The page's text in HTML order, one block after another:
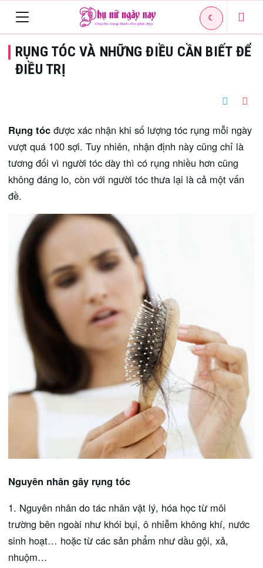
navigation
☾
RỤNG TÓC VÀ NHỮNG ĐIỀU CẦN BIẾT ĐỂ
ĐIỀU TRỊ
Rụng tóc được xác nhận khi số lượng tóc rụng mỗi ngày
vượt quá 100 sợi. Tuy nhiên, nhận định này cũng chỉ là
tương đối vì người tóc dày thì có rụng nhiều hơn cũng
không đáng lo, còn với người tóc thưa lại là cả một vấn
đề.
Nguyên nhân gây rụng tóc
1. Nguyên nhân do tác nhân vật lý, hóa học từ môi
trường bên ngoài như khói bụi, ô nhiễm không khí, nước
sinh hoạt… hoặc từ các sản phẩm như dầu gội, xả,
nhuộm…